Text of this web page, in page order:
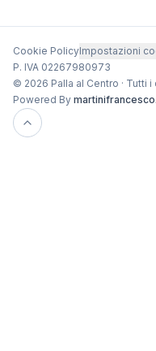
Cookie PolicyImpostazioni
P. IVA 02267980973
© 2026 Palla al Centro · Tutti
Powered By